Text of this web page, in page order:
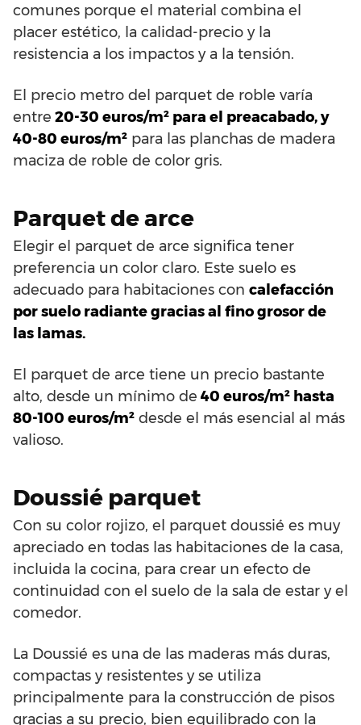
comunes porque el material combina el
placer estético, la calidad-precio y la
resistencia a los impactos y a la tensión.
El precio metro del parquet de roble varía
entre 20-30 euros/m² para el preacabado, y
40-80 euros/m² para las planchas de madera
maciza de roble de color gris.
Parquet de arce
Elegir el parquet de arce significa tener
preferencia un color claro. Este suelo es
adecuado para habitaciones con calefacción
por suelo radiante gracias al fino grosor de
las lamas.
El parquet de arce tiene un precio bastante
alto, desde un mínimo de 40 euros/m² hasta
80-100 euros/m² desde el más esencial al más
valioso.
Doussié parquet
Con su color rojizo, el parquet doussié es muy
apreciado en todas las habitaciones de la casa,
incluida la cocina, para crear un efecto de
continuidad con el suelo de la sala de estar y el
comedor.
La Doussié es una de las maderas más duras,
compactas y resistentes y se utiliza
principalmente para la construcción de pisos
gracias a su precio, bien equilibrado con la